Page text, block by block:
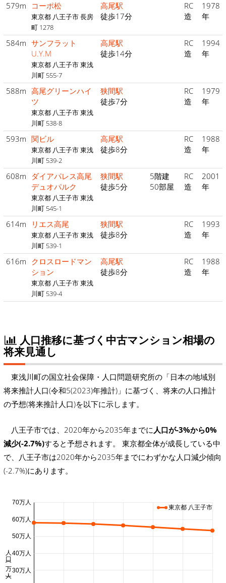
579m コーポ松
東京都 八王子市 長房
町 1278
高尾駅
徒歩17分
RC
造
1978
年
584m サンフラット
U.Y.M
東京都 八王子市 東浅
川町 555-7
高尾駅
徒歩14分
RC
造
1994
年
588m 高尾グリーンハイ
ツ
東京都 八王子市 東浅
川町 538-8
狭間駅
徒歩7分
RC
造
1979
年
593m 関ビル
東京都 八王子市 東浅
川町 539-2
高尾駅
徒歩8分
RC
造
1988
年
608m
ダイアパレス高尾
デュオパルク
東京都 八王子市 東浅
川町 545-1
狭間駅
徒歩5分
5階建
50部屋
RC
造
2001
年
614m リエス高尾
東京都 八王子市 東浅
川町 539-1
狭間駅
徒歩8分
RC
造
1993
年
616m クロスロードマン
ション
東京都 八王子市 東浅
川町 539-4
高尾駅
徒歩8分
RC
造
1988
年
人口推移に基づく中古マンション相場の
将来見通し
東浅川町の国立社会保障・人口問題研究所の「日本の地域別
将来推計人口(令和5(2023)年推計)」に基づく、将来の人口推計
の予想(将来推計人口)を以下に示します。
八王子市では、2020年から2035年までに 人口が-3%から0%
減少(-2.7%)すると予想されます。 東京都全体が成長している中
で、八王子市は2020年から2035年までにわずかな人口減少傾向
(-2.7%)にあります。
30万人
40万人
50万人
60万人
70万人
人口 (万人)
東京都 八王子市